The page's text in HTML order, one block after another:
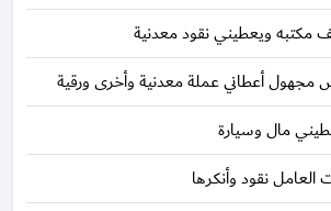
ويعطيني نقود معدنية
أعطاني عملة معدنية وأخرى ورقية
مال وسيارة
نقود وأنكرها